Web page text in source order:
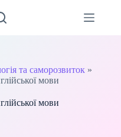
та саморозвиток»
мови
мови